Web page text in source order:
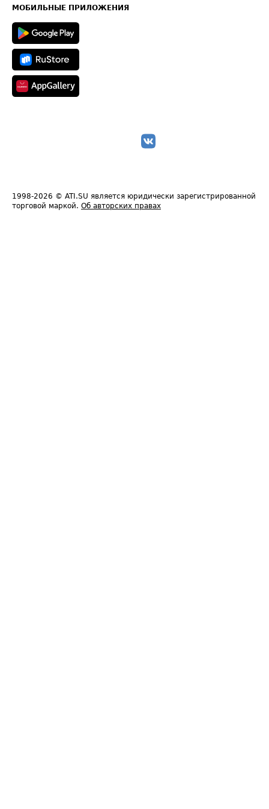
Техническая информация
МОБИЛЬНЫЕ ПРИЛОЖЕНИЯ
1998-2026 © ATI.SU является юридически зарегистрированной
торговой маркой. Об авторских правах